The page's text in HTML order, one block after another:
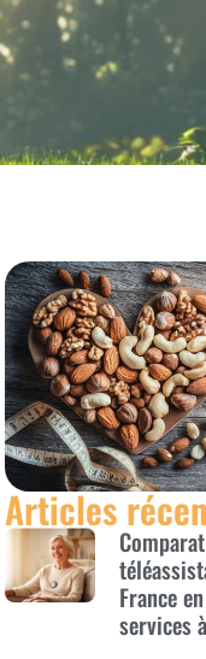
Articles
France
services